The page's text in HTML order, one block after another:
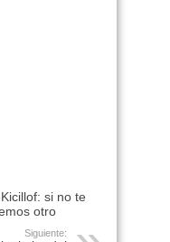
si no te
otro
Siguiente: